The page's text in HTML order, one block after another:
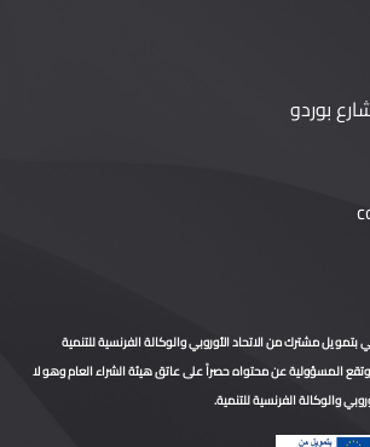
بوردو
بتمويل مشترك من الاتحاد الأوروبي والوكالة الفرنسية للتنمية
بالشراكة مع Expertise France وتقع المسؤولية عن محتواه حصراً على عاتق هيئة الشراء العام وهو لا
والوكالة الفرنسية للتنمية.